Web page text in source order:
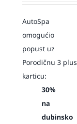
AutoSpa
omogućio
popust uz
Porodičnu 3 plus
karticu:
30%
na
dubinsko